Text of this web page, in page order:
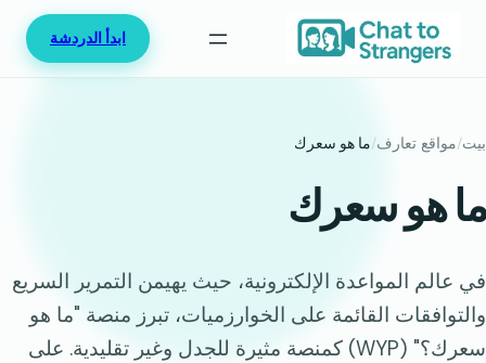
ابدأ الدردشة
بيت/مواقع تعارف/ما هو سعرك
ما هو سعرك
في عالم المواعدة الإلكترونية، حيث يهيمن التمرير السريع
والتوافقات القائمة على الخوارزميات، تبرز منصة "ما هو
سعرك؟" (WYP) كمنصة مثيرة للجدل وغير تقليدية. على